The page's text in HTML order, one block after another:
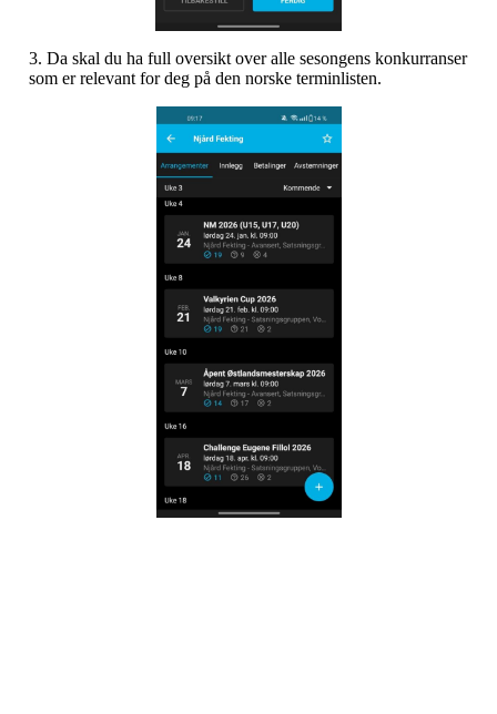
3. Da skal du ha full oversikt over alle sesongens konkurranser
som er relevant for deg på den norske terminlisten.